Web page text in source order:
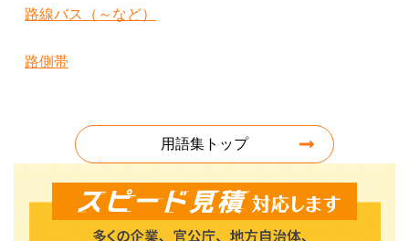
路線バス（～など）
路側帯
用語集トップ